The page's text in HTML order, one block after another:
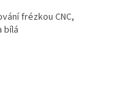
frézkou CNC,
bílá